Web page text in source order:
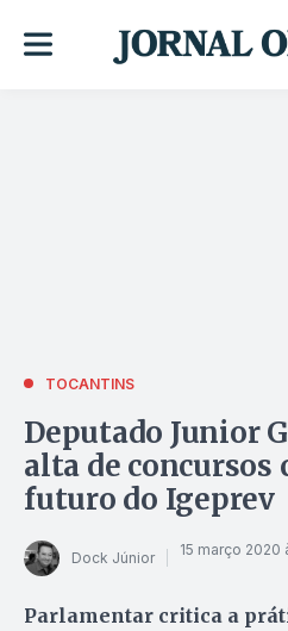
TOCANTINS
Deputado Junior
alta de concursos
futuro do Igeprev
Dock Júnior 15 março 2020
Parlamentar critica a